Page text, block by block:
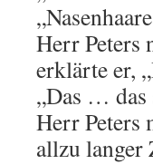
Herr Peters
erklärte er,
„Das … das
Herr Peters
allzu langer